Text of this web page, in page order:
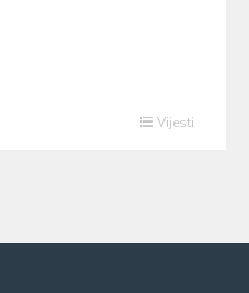
Vijesti